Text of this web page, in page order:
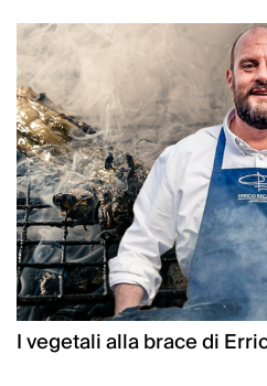
I vegetali alla brace di